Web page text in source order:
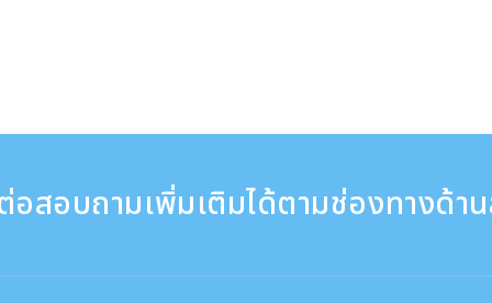
อสอบถามเพิ่มเติมได้ตามช่องทางด้า